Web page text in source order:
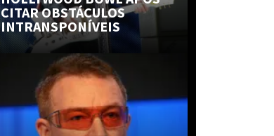
CITAR OBSTÁCULOS
INTRANSPONÍVEIS